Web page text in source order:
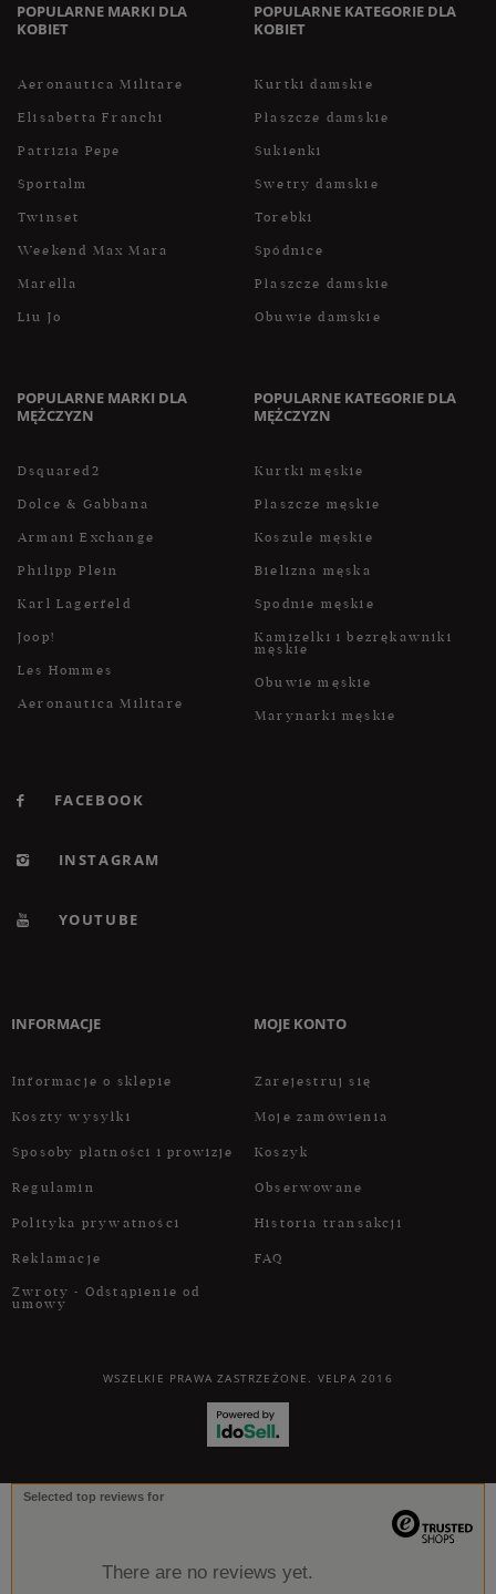
POPULARNE MARKI DLA
KOBIET
Aeronautica Militare
Elisabetta Franchi
Patrizia Pepe
Sportalm
Twinset
Weekend Max Mara
Marella
Liu Jo
POPULARNE KATEGORIE DLA
KOBIET
Kurtki damskie
Płaszcze damskie
Sukienki
Swetry damskie
Torebki
Spódnice
Płaszcze damskie
Obuwie damskie
POPULARNE MARKI DLA
MĘŻCZYZN
Dsquared2
Dolce & Gabbana
Armani Exchange
Philipp Plein
Karl Lagerfeld
Joop!
Les Hommes
Aeronautica Militare
POPULARNE KATEGORIE DLA
MĘŻCZYZN
Kurtki męskie
Płaszcze męskie
Koszule męskie
Bielizna męska
Spodnie męskie
Kamizelki i bezrękawniki
męskie
Obuwie męskie
Marynarki męskie
FACEBOOK
INSTAGRAM
YOUTUBE
INFORMACJE
Informacje o sklepie
Koszty wysyłki
Sposoby płatności i prowizje
Regulamin
Polityka prywatności
Reklamacje
Zwroty - Odstąpienie od
umowy
MOJE KONTO
Zarejestruj się
Moje zamówienia
Koszyk
Obserwowane
Historia transakcji
FAQ
WSZELKIE PRAWA ZASTRZEŻONE. VELPA 2016
Selected top reviews for
There are no reviews yet.